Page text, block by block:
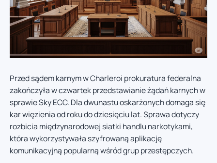
Przed sądem karnym w Charleroi prokuratura federalna
zakończyła w czwartek przedstawianie żądań karnych w
sprawie Sky ECC. Dla dwunastu oskarżonych domaga się
kar więzienia od roku do dziesięciu lat. Sprawa dotyczy
rozbicia międzynarodowej siatki handlu narkotykami,
która wykorzystywała szyfrowaną aplikację
komunikacyjną popularną wśród grup przestępczych.